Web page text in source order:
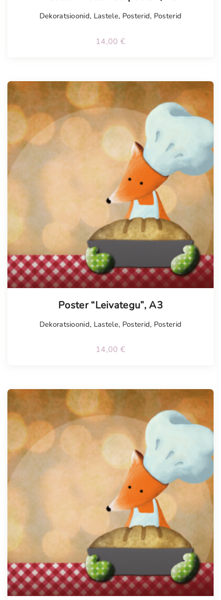
Dekoratsioonid, Lastele, Posterid, Posterid
14,00 €
Poster “Leivategu”, A3
Dekoratsioonid, Lastele, Posterid, Posterid
14,00 €